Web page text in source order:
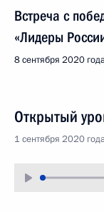
Встреча с
«Лидеры
8 сентября 2020
Открытый
1 сентября 2020